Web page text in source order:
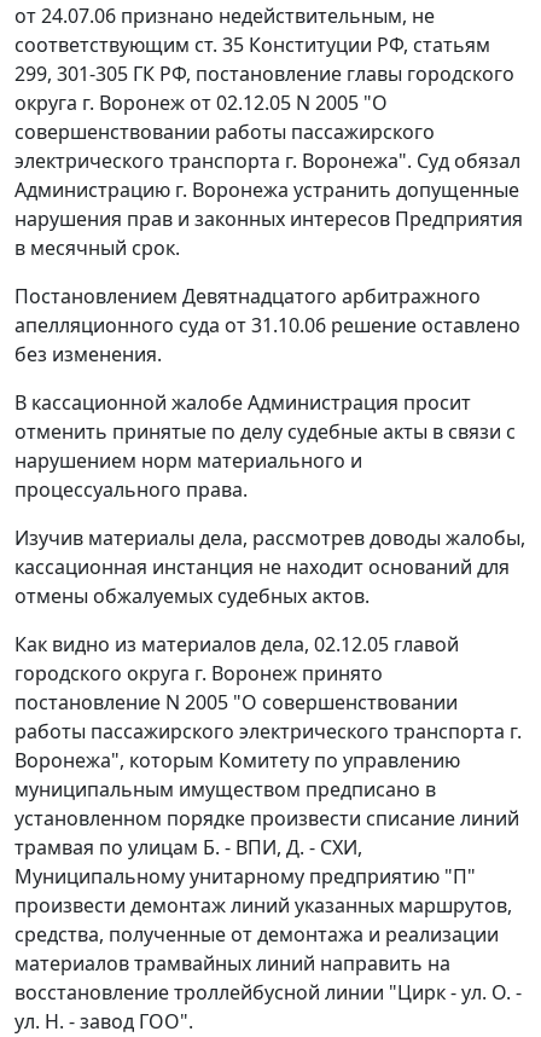
от 24.07.06 признано недействительным, не
соответствующим ст. 35 Конституции РФ, статьям
299, 301-305 ГК РФ, постановление главы городского
округа г. Воронеж от 02.12.05 N 2005 "О
совершенствовании работы пассажирского
электрического транспорта г. Воронежа". Суд обязал
Администрацию г. Воронежа устранить допущенные
нарушения прав и законных интересов Предприятия
в месячный срок.
Постановлением Девятнадцатого арбитражного
апелляционного суда от 31.10.06 решение оставлено
без изменения.
В кассационной жалобе Администрация просит
отменить принятые по делу судебные акты в связи с
нарушением норм материального и
процессуального права.
Изучив материалы дела, рассмотрев доводы жалобы,
кассационная инстанция не находит оснований для
отмены обжалуемых судебных актов.
Как видно из материалов дела, 02.12.05 главой
городского округа г. Воронеж принято
постановление N 2005 "О совершенствовании
работы пассажирского электрического транспорта г.
Воронежа", которым Комитету по управлению
муниципальным имуществом предписано в
установленном порядке произвести списание линий
трамвая по улицам Б. - ВПИ, Д. - СХИ,
Муниципальному унитарному предприятию "П"
произвести демонтаж линий указанных маршрутов,
средства, полученные от демонтажа и реализации
материалов трамвайных линий направить на
восстановление троллейбусной линии "Цирк - ул. О. -
ул. Н. - завод ГОО".